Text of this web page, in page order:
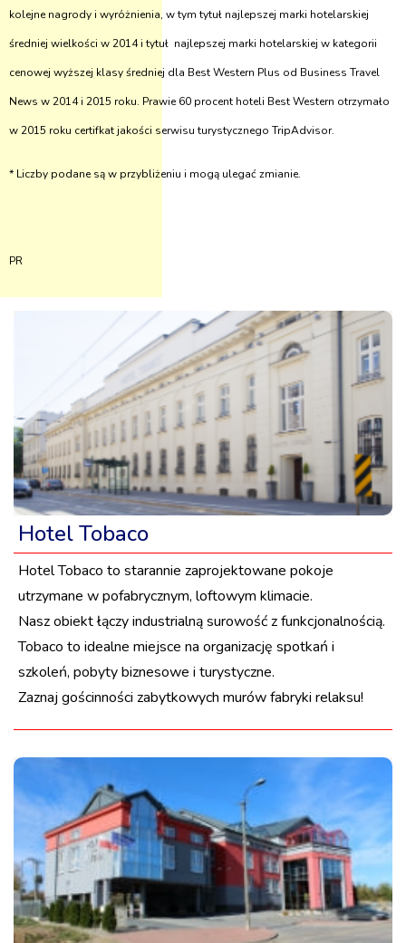
kolejne nagrody i wyróżnienia, w tym tytuł najlepszej marki hotelarskiej
średniej wielkości w 2014 i tytuł najlepszej marki hotelarskiej w kategorii
cenowej wyższej klasy średniej dla Best Western Plus od Business Travel
News w 2014 i 2015 roku. Prawie 60 procent hoteli Best Western otrzymało
w 2015 roku certifkat jakości serwisu turystycznego TripAdvisor.
* Liczby podane są w przybliżeniu i mogą ulegać zmianie.
PR
Hotel Tobaco
Hotel Tobaco to starannie zaprojektowane pokoje
utrzymane w pofabrycznym, loftowym klimacie.
Nasz obiekt łączy industrialną surowość z funkcjonalnością.
Tobaco to idealne miejsce na organizację spotkań i
szkoleń, pobyty biznesowe i turystyczne.
Zaznaj gościnności zabytkowych murów fabryki relaksu!